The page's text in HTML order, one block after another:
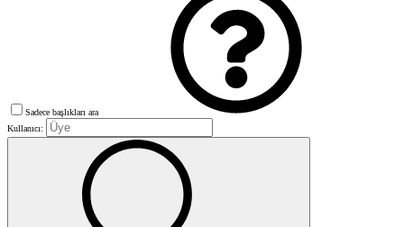
Sadece başlıkları ara
Kullanıcı: